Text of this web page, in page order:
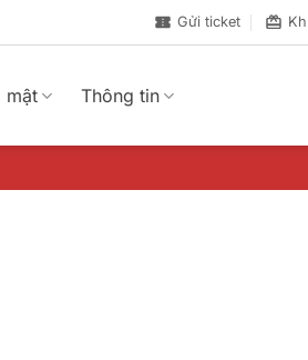
Gửi ticket
mật Thông tin